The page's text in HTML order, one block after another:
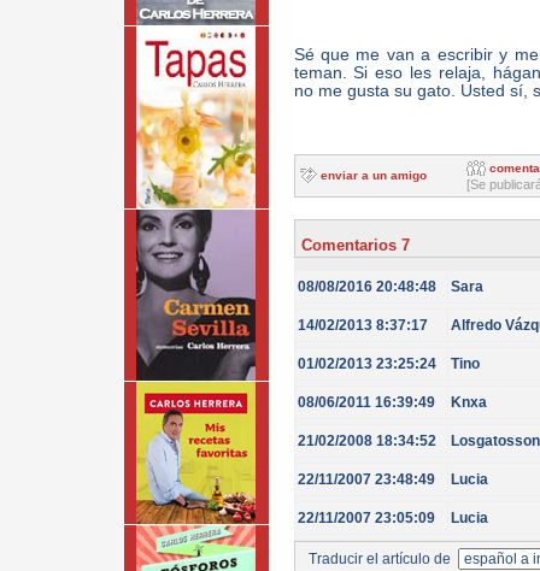
Sé que me van a escribir y
teman. Si eso les relaja,
no me gusta su gato. Usted sí,
enviar a un amigo
[Se
Comentarios 7
08/08/2016 20:48:48 Sara
14/02/2013 8:37:17 Alfredo
01/02/2013 23:25:24 Tino
08/06/2011 16:39:49 Knxa
21/02/2008 18:34:52
22/11/2007 23:48:49 Lucia
22/11/2007 23:05:09 Lucia
Traducir el artículo de